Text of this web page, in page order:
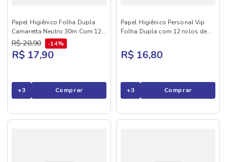
Papel Higiênico Folha Dupla
Camaretta Neutro 30m Com 12
L+P-
R$ 20,90 14%
R$ 17,90
+3 Comprar
Papel Higiênico Personal Vip
Folha Dupla com 12 rolos de
R$ 16,80
+3 Comprar